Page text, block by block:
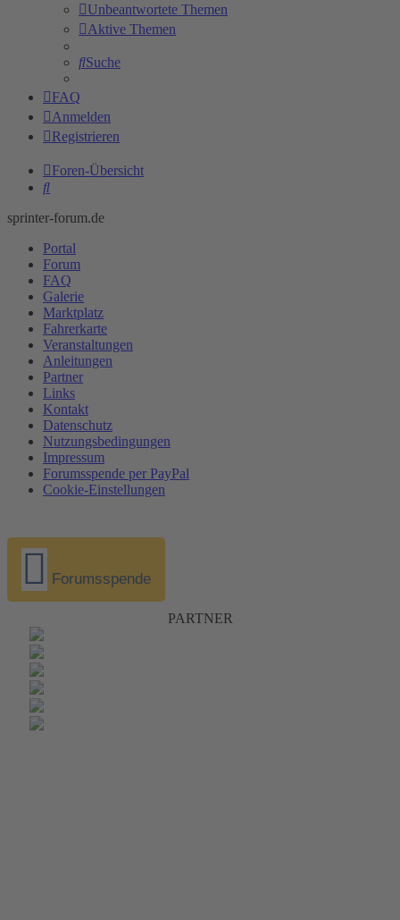
Unbeantwortete Themen
Aktive Themen
Suche
FAQ
Anmelden
Registrieren
Foren-Übersicht
Suche
sprinter-forum.de
Portal
Forum
FAQ
Galerie
Marktplatz
Fahrerkarte
Veranstaltungen
Anleitungen
Partner
Links
Kontakt
Datenschutz
Nutzungsbedingungen
Impressum
Forumsspende per PayPal
Cookie-Einstellungen
Forumsspende
PARTNER